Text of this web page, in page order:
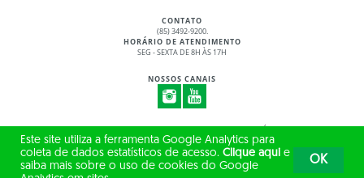
CONTATO
(85) 3492-9200.
HORÁRIO DE ATENDIMENTO
SEG - SEXTA DE 8H ÀS 17H
NOSSOS CANAIS
© 2017 - 2026 – GOVERNO DO ESTADO DO CEARÁ
TODOS OS DIREITOS RESERVADOS
Este site utiliza a ferramenta Google Analytics para
coleta de dados estatísticos de acesso. Clique aqui e
saiba mais sobre o uso de cookies do Google
OK